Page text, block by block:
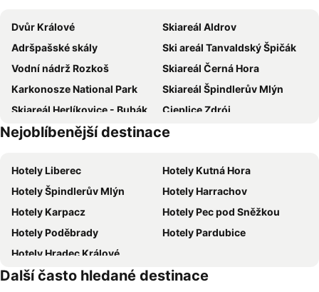
Residence Vyhlídka
Resort Špindl Hotel & Aquapark
Hotel Adam Trutnov
Green Mountain Hotel & Apartments
Guest House Honzik
Penzion Kobr
Mövenpick Resort & Spa Karpacz
Hotel Olympie
Hotel Zátiší
tx HOTEL
Hotel Central 1920
Hotel Auri
Penzion Marienka
Interhotel Montana
Horský hotel Žižkova bouda
Penzion Pohoda
Hotel Zátiší
Hotel Flora
Hotel Zelený potok
Hotel Horec
Pomněnka
Villa Hubertus
Hotel Vyhlídka
Dvůr Králové
Skiareál Aldrov
Adršpašské skály
Ski areál Tanvaldský Špičák
Vodní nádrž Rozkoš
Skiareál Černá Hora
Karkonosze National Park
Skiareál Špindlerův Mlýn
Skiareál Herlíkovice - Bubákov
Cieplice Zdrój
Skiareál Kněžický vrch Vrchlabí
Skiport Velká Úpa
Ski Pec
Lanová dráha Snežka
Skiareál Benecko
Sportovní Areál Harrachov
Jakuszyce
Śnieżka Kompleks Narciarski
Skiarena Krkonoše
Horní Maršov
Skipark Černý Důl
Skiport Velká Úpa
Sagasserovy boudy – Velká Úpa
Nejoblíbenější destinace
Hotely Liberec
Hotely Kutná Hora
Hotely Špindlerův Mlýn
Hotely Harrachov
Hotely Karpacz
Hotely Pec pod Sněžkou
Hotely Poděbrady
Hotely Pardubice
Hotely Hradec Králové
Další často hledané destinace